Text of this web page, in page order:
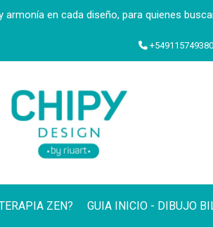
armonía en cada diseño, para quienes
ZEN? GUIA INICIO - DIBUJO